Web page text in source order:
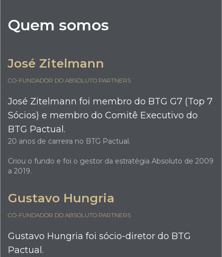
Quem somos
José Zitelmann
CO-FUNDADOR DO ABSOLUTO PARTNERS
José Zitelmann foi membro do BTG G7 (Top 7
Sócios) e membro do Comitê Executivo do
BTG Pactual.
20 anos de carreira no BTG Pactual.
Criou o fundo e foi o gestor da estratégia Absoluto de 2009
a 2019.
Gustavo Hungria
CO-FUNDADOR DO ABSOLUTO PARTNERS
Gustavo Hungria foi sócio-diretor do BTG
Pactual.